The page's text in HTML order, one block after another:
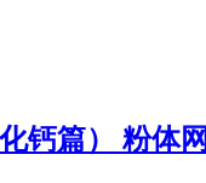
钙篇） 粉体网